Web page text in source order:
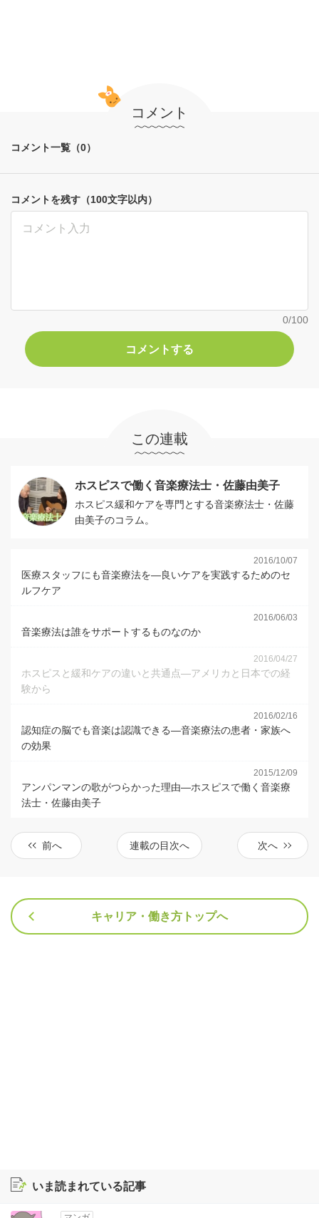
コメント
コメント一覧（0）
コメントを残す（100文字以内）
0/100
この連載
ホスピスで働く音楽療法士・佐藤由美子
ホスピス緩和ケアを専門とする音楽療法士・佐藤
由美子のコラム。
2016/10/07
医療スタッフにも音楽療法を―良いケアを実践するためのセ
ルフケア
2016/06/03
音楽療法は誰をサポートするものなのか
2016/04/27
ホスピスと緩和ケアの違いと共通点―アメリカと日本での経
験から
2016/02/16
認知症の脳でも音楽は認識できる―音楽療法の患者・家族へ
の効果
2015/12/09
アンパンマンの歌がつらかった理由―ホスピスで働く音楽療
法士・佐藤由美子
前へ 連載の目次へ 次へ
キャリア・働き方トップへ
いま読まれている記事